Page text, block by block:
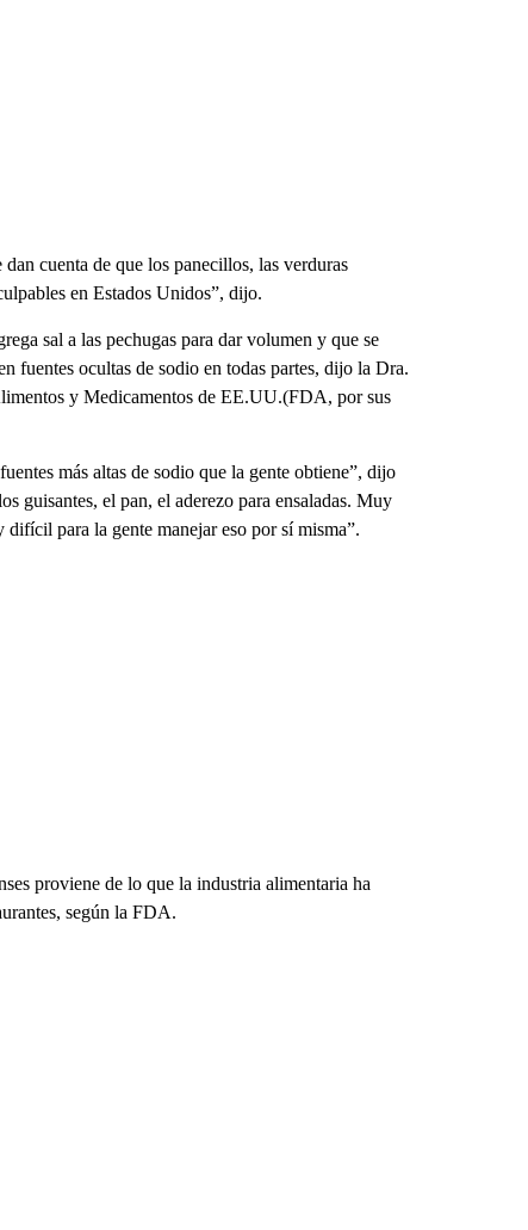
cuenta de que los panecillos, las verduras
en Estados Unidos”, dijo.
sal a las pechugas para dar volumen y que se
fuentes ocultas de sodio en todas partes, dijo la Dra.
y Medicamentos de EE.UU.(FDA, por sus
más altas de sodio que la gente obtiene”, dijo
guisantes, el pan, el aderezo para ensaladas. Muy
para la gente manejar eso por sí misma”.
proviene de lo que la industria alimentaria ha
según la FDA.